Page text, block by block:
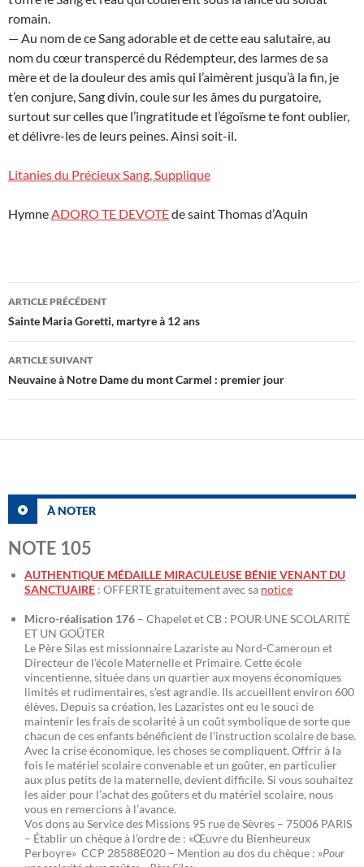
romain.
— Au nom de ce Sang adorable et de cette eau salutaire, au
nom du cœur transpercé du Rédempteur, des larmes de sa
mère et de la douleur des amis qui l’aimèrent jusqu’à la fin, je
t’en conjure, Sang divin, coule sur les âmes du purgatoire,
surtout sur celles que l’ingratitude et l’égoïsme te font oublier,
et délivre-les de leurs peines. Ainsi soit-il.
Litanies du Précieux Sang, Supplique
Hymne ADORO TE DEVOTEde saint Thomas d’Aquin
Navigation
des
articles
ARTICLE PRÉCÉDENT
Sainte Maria Goretti, martyre à 12 ans
ARTICLE SUIVANT
Neuvaine à Notre Dame du mont Carmel : premier jour
À NOTER
NOTE 105
AUTHENTIQUE MÉDAILLE MIRACULEUSE BÉNIE VENANT DU
SANCTUAIRE : OFFERTE gratuitement avec sa notice
Micro-réalisation 176 – Chapelet et CB : POUR UNE SCOLARITÉ
ET UN GOÛTER
Le Père Silas est missionnaire Lazariste au Nord-Cameroun et
Directeur de l’école Maternelle et Primaire. Cette école
vincentienne, située dans un quartier aux moyens économiques
limités et rudimentaires, s’est agrandie. Ils accueillent environ 600
élèves. Depuis sa création, les Lazaristes ont eu le souci de
maintenir les frais de scolarité à un coût symbolique de sorte que
chacun de ces enfants bénéficient de l’instruction scolaire de base.
Avec la crise économique, les choses se compliquent. Offrir à la
fois le matériel scolaire convenable et un goûter, en particulier
aux plus petits de la maternelle, devient difficile. Si vous souhaitez
les aider pour l’achat des goûters et du matériel scolaire, nous
vous en remercions à l’avance.
Vos dons au Service des Missions 95 rue de Sèvres – 75006 PARIS
– Établir un chèque à l’ordre de : «Œuvre du Bienheureux
Perboyre» CCP 28588E020 – Mention au dos du chèque : »Pour